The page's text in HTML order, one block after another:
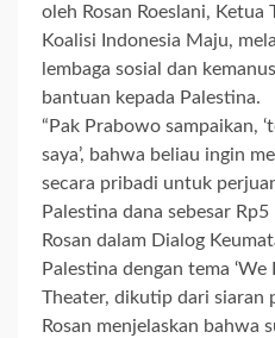
oleh Rosan Roeslani, Ketua
Koalisi Indonesia Maju,
lembaga sosial dan
bantuan kepada Palestina.
“Pak Prabowo sampaikan,
saya’, bahwa beliau ingin
secara pribadi untuk
Palestina dana sebesar
Rosan dalam Dialog
Palestina dengan tema
Theater, dikutip dari siaran
Rosan menjelaskan bahwa